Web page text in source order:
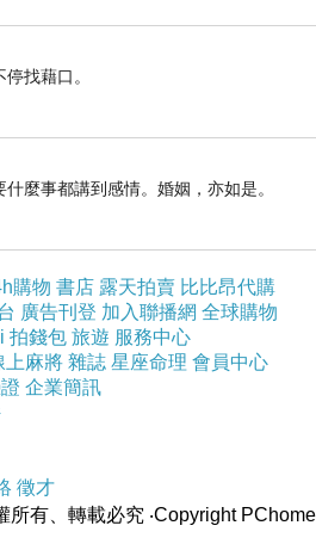
便。
會、參加好友聚會、甚至
。
裙襬不僅可以遮蓋小腿, 更
洋裝，等你來尋寶。
服飾』
會上找到很多俐落剪裁的
尚。
現職場甜心的俐落帥性。
套，也是展現時尚魅力的
找藉口。
麼事都講到感情。婚姻，亦如是。
購物 書店 露天拍賣 比比昂代購
廣告刊登 加入聯播網 全球購物
拍錢包 旅遊 服務中心
上麻將 雜誌 星座命理 會員中心
企業簡訊
徵才
所有、轉載必究 ‧Copyright PChome